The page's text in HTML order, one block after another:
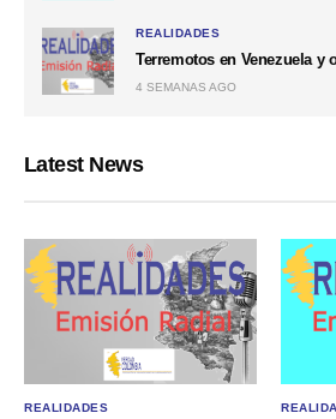
REALIDADES
Terremotos en Venezuela y
4 SEMANAS AGO
Latest News
REALIDADES